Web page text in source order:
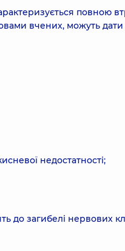
повною
вчених, можуть дати
недостатності;
до загибелі нервових